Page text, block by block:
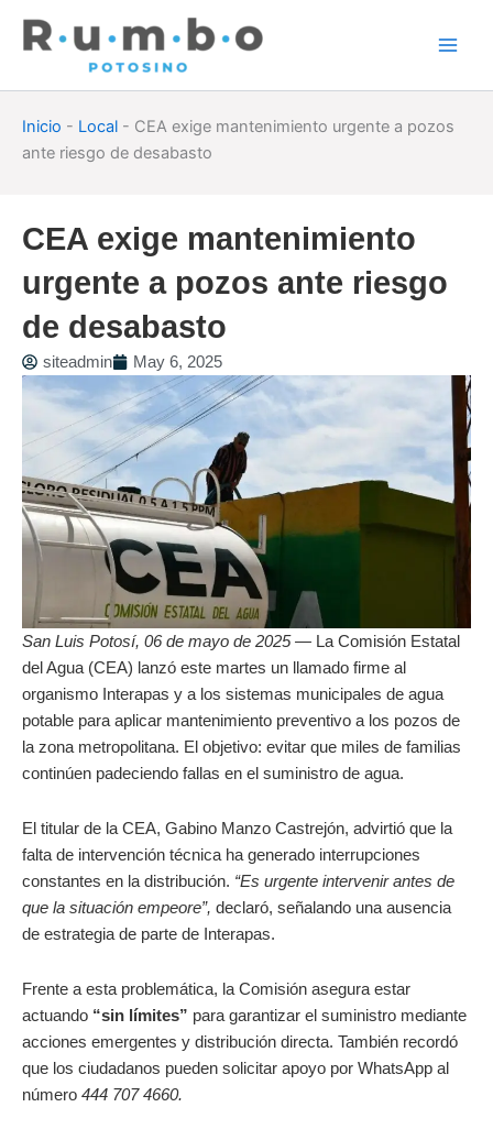
Inicio - Local - CEA exige mantenimiento urgente a pozos
ante riesgo de desabasto
CEA exige mantenimiento
urgente a pozos ante riesgo
de desabasto
siteadmin May 6, 2025
San Luis Potosí, 06 de mayo de 2025 — La Comisión Estatal
del Agua (CEA) lanzó este martes un llamado firme al
organismo Interapas y a los sistemas municipales de agua
potable para aplicar mantenimiento preventivo a los pozos de
la zona metropolitana. El objetivo: evitar que miles de familias
continúen padeciendo fallas en el suministro de agua.
El titular de la CEA, Gabino Manzo Castrejón, advirtió que la
falta de intervención técnica ha generado interrupciones
constantes en la distribución. “Es urgente intervenir antes de
que la situación empeore”, declaró, señalando una ausencia
de estrategia de parte de Interapas.
Frente a esta problemática, la Comisión asegura estar
actuando “sin límites” para garantizar el suministro mediante
acciones emergentes y distribución directa. También recordó
que los ciudadanos pueden solicitar apoyo por WhatsApp al
número 444 707 4660.